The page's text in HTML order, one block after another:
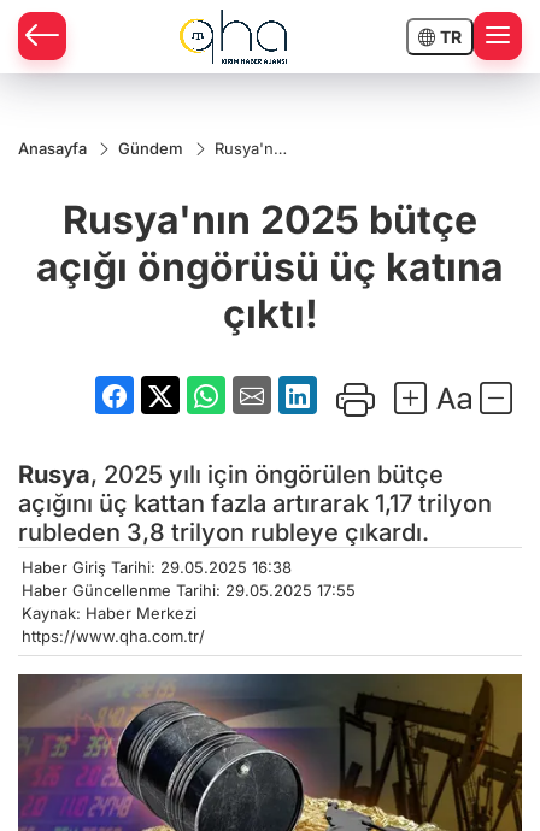
TR
Anasayfa Gündem
Rusya'nın
öngörüsü
çıktı!
Rusya'nın 2025 bütçe
açığı öngörüsü üç katına
çıktı!
Rusya, 2025 yılı için öngörülen bütçe
açığını üç kattan fazla artırarak 1,17 trilyon
rubleden 3,8 trilyon rubleye çıkardı.
Haber Giriş Tarihi: 29.05.2025 16:38
Haber Güncellenme Tarihi: 29.05.2025 17:55
Kaynak: Haber Merkezi
https://www.qha.com.tr/